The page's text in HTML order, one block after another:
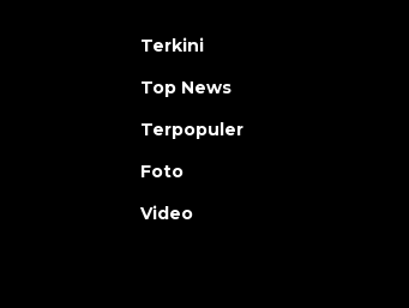
Terkini
Top News
Terpopuler
Foto
Video